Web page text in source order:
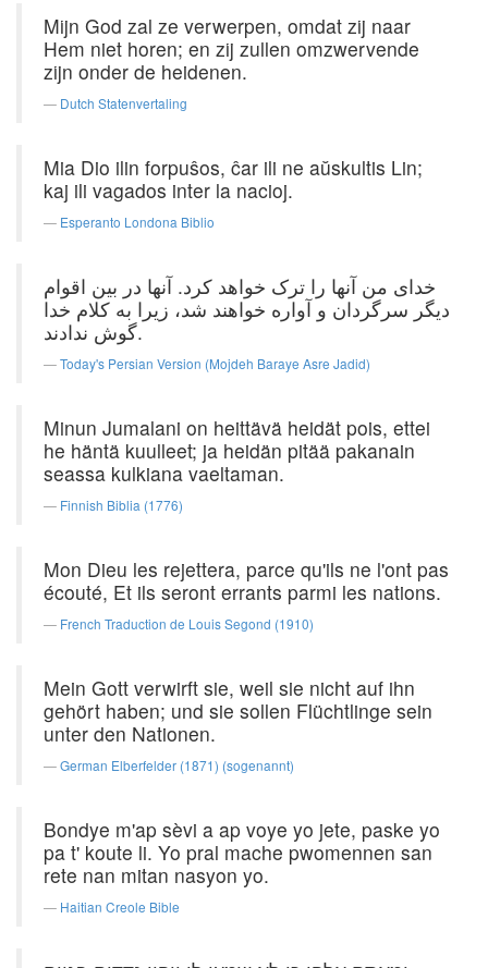
Mijn God zal ze verwerpen, omdat zij naar
Hem niet horen; en zij zullen omzwervende
zijn onder de heidenen.
Dutch Statenvertaling
Mia Dio ilin forpuŝos, ĉar ili ne aŭskultis Lin;
kaj ili vagados inter la nacioj.
Esperanto Londona Biblio
خدای من آنها را ترک خواهد کرد. آنها در بین اقوام
دیگر سرگردان و آواره خواهند شد، زیرا به کلام خدا
گوش ندادند.
Today's Persian Version (Mojdeh Baraye Asre Jadid)
Minun Jumalani on heittävä heidät pois, ettei
he häntä kuulleet; ja heidän pitää pakanain
seassa kulkiana vaeltaman.
Finnish Biblia (1776)
Mon Dieu les rejettera, parce qu'ils ne l'ont pas
écouté, Et ils seront errants parmi les nations.
French Traduction de Louis Segond (1910)
Mein Gott verwirft sie, weil sie nicht auf ihn
gehört haben; und sie sollen Flüchtlinge sein
unter den Nationen.
German Elberfelder (1871) (sogenannt)
Bondye m'ap sèvi a ap voye yo jete, paske yo
pa t' koute li. Yo pral mache pwomennen san
rete nan mitan nasyon yo.
Haitian Creole Bible